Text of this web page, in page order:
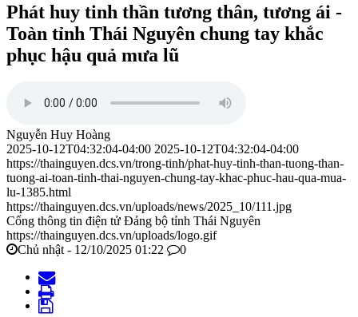
Phát huy tinh thần tương thân, tương ái -
Toàn tỉnh Thái Nguyên chung tay khắc
phục hậu quả mưa lũ
Nguyễn Huy Hoàng
2025-10-12T04:32:04-04:00 2025-10-12T04:32:04-04:00
https://thainguyen.dcs.vn/trong-tinh/phat-huy-tinh-than-tuong-than-
tuong-ai-toan-tinh-thai-nguyen-chung-tay-khac-phuc-hau-qua-mua-
lu-1385.html
https://thainguyen.dcs.vn/uploads/news/2025_10/111.jpg
Cổng thông tin điện tử Đảng bộ tỉnh Thái Nguyên
https://thainguyen.dcs.vn/uploads/logo.gif
Chủ nhật - 12/10/2025 01:22
0